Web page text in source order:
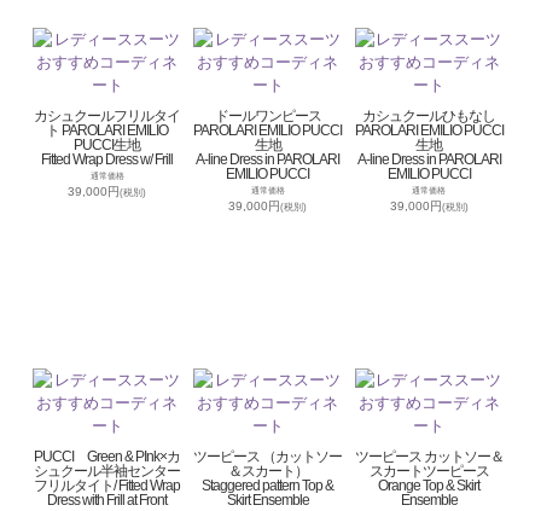
カシュクールフリルタイ
ト PAROLARI EMILIO
PUCCI生地
Fitted Wrap Dress w/ Frill
通常価格
39,000円(税別)
ドールワンピース
PAROLARI EMILIO PUCCI
生地
A-line Dress in PAROLARI
EMILIO PUCCI
通常価格
39,000円(税別)
カシュクールひもなし
PAROLARI EMILIO PUCCI
生地
A-line Dress in PAROLARI
EMILIO PUCCI
通常価格
39,000円(税別)
PUCCI Green & PInk×カ
シュクール半袖センター
フリルタイト/ Fitted Wrap
Dress with Frill at Front
ツーピース （カットソー
＆スカート）
Staggered pattern Top &
Skirt Ensemble
ツーピース カットソー＆
スカートツーピース
Orange Top & Skirt
Ensemble